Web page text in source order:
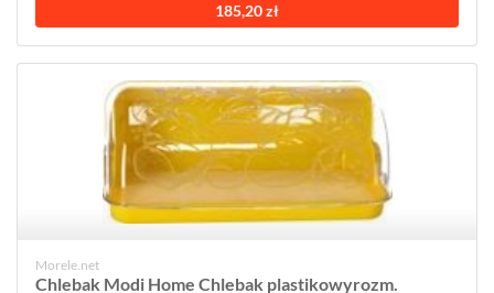
185,20 zł
Morele.net
Chlebak Modi Home Chlebak plastikowyrozm.